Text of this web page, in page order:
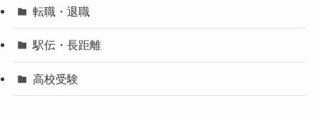
転職・退職
駅伝・長距離
高校受験